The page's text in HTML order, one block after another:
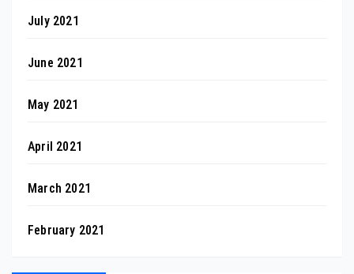
July 2021
June 2021
May 2021
April 2021
March 2021
February 2021